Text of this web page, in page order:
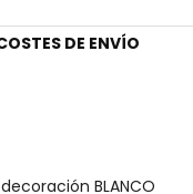
DE ENVÍO
BLANCO